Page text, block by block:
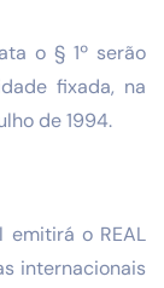
o § 1º serão
fixada, na
de 1994.
o REAL
internacionais